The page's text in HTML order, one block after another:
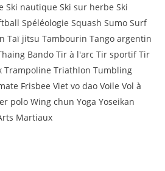
Ski nautique Ski sur herbe Ski
Spéléologie Squash Sumo Surf
Taï jitsu Tambourin Tango argentin
Bando Tir à l'arc Tir sportif Tir
Trampoline Triathlon Tumbling
Frisbee Viet vo dao Voile Vol à
polo Wing chun Yoga Yoseikan
Martiaux